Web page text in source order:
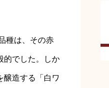
種は、その赤
的でした。しか
醸造する「白ワ